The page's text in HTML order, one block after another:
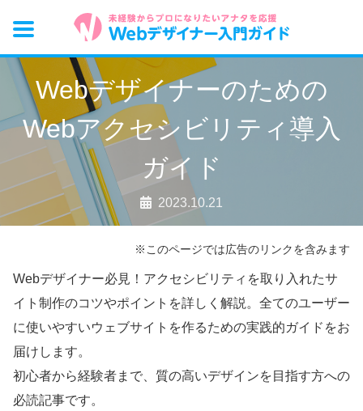
Webデザイナーのための
Webアクセシビリティ導入
ガイド
2023.10.21
※このページでは広告のリンクを含みます
Webデザイナー必見！アクセシビリティを取り入れたサ
イト制作のコツやポイントを詳しく解説。全てのユーザー
に使いやすいウェブサイトを作るための実践的ガイドをお
届けします。
初心者から経験者まで、質の高いデザインを目指す方への
必読記事です。